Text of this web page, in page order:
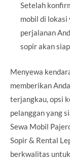
Setelah
mobil di lokasi
perjalanan
sopir akan
Menyewa
memberikan
terjangkau, opsi
pelanggan yang
Sewa Mobil
Sopir & Rental
berkwalitas